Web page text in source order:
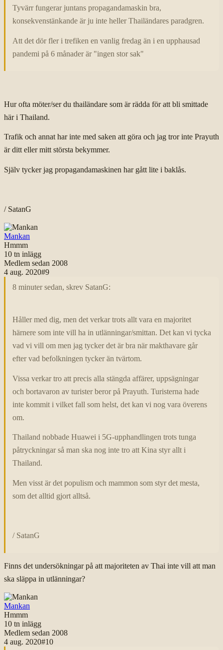
Tyvärr fungerar juntans propagandamaskin bra,
konsekvenstänkande är ju inte heller Thailändares paradgren.
Att det dör fler i trefiken en vanlig fredag än i en upphausad
pandemi på 6 månader är "ingen stor sak"
Hur ofta möter/ser du thailändare som är rädda för att bli smittade
här i Thailand.
Trafik och annat har inte med saken att göra och jag tror inte Prayuth
är ditt eller mitt största bekymmer.
Själv tycker jag propagandamaskinen har gått lite i baklås.
/ SatanG
Mankan
Hmmm
10 tn inlägg
Medlem sedan 2008
4 aug. 2020#9
8 minuter sedan, skrev SatanG:
Håller med dig, men det verkar trots allt vara en majoritet
härnere som inte vill ha in utlänningar/smittan. Det kan vi tycka
vad vi vill om men jag tycker det är bra när makthavare går
efter vad befolkningen tycker än tvärtom.
Vissa verkar tro att precis alla stängda affärer, uppsägningar
och bortavaron av turister beror på Prayuth. Turisterna hade
inte kommit i vilket fall som helst, det kan vi nog vara överens
om.
Thailand nobbade Huawei i 5G-upphandlingen trots tunga
påtryckningar så man ska nog inte tro att Kina styr allt i
Thailand.
Men visst är det populism och mammon som styr det mesta,
som det alltid gjort alltså.
/ SatanG
Finns det undersökningar på att majoriteten av Thai inte vill att man
ska släppa in utlänningar?
Mankan
Hmmm
10 tn inlägg
Medlem sedan 2008
4 aug. 2020#10